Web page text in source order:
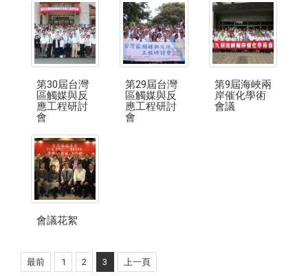
第30屆台灣
區觸媒與反
應工程研討
會
第29屆台灣
區觸媒與反
應工程研討
會
第9屆海峽兩
岸催化學術
會議
會議花絮
最前 1 2 3 上一頁